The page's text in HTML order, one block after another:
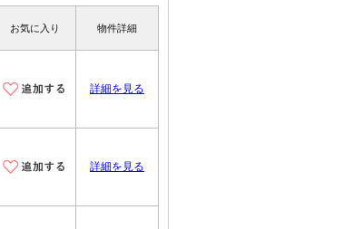
お気に入り 物件詳細
詳細を見る
詳細を見る